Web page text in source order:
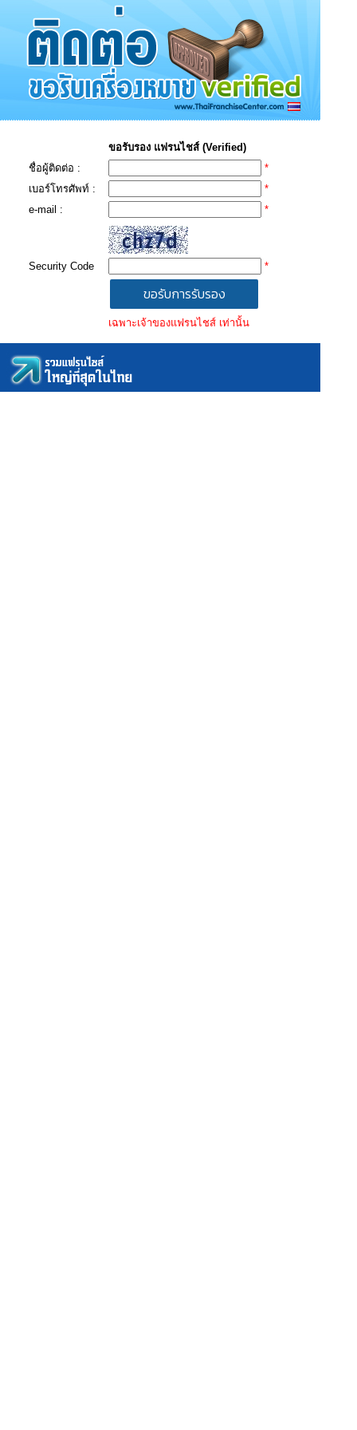
ขอรับรอง แฟรนไชส์ (Verified)
ชื่อผู้ติดต่อ :
*
เบอร์โทรศัพท์ :
*
e-mail :
*
Security Code *
เฉพาะเจ้าของแฟรนไชส์ เท่านั้น